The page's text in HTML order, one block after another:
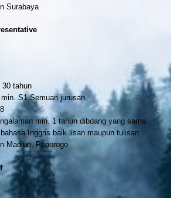
Surabaya
tahun
S1 Semuan jurusan
min. 1 tahun dibdang yang sama
Inggris baik lisan maupun tulisan
Madiun, Ponorogo